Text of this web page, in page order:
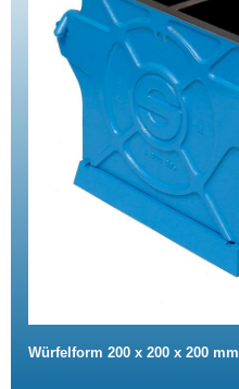
Würfelform 200 x 200 x 200 mm